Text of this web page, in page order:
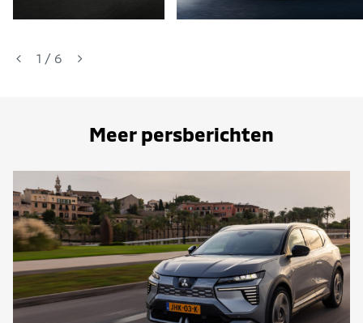
1 / 6
Meer persberichten